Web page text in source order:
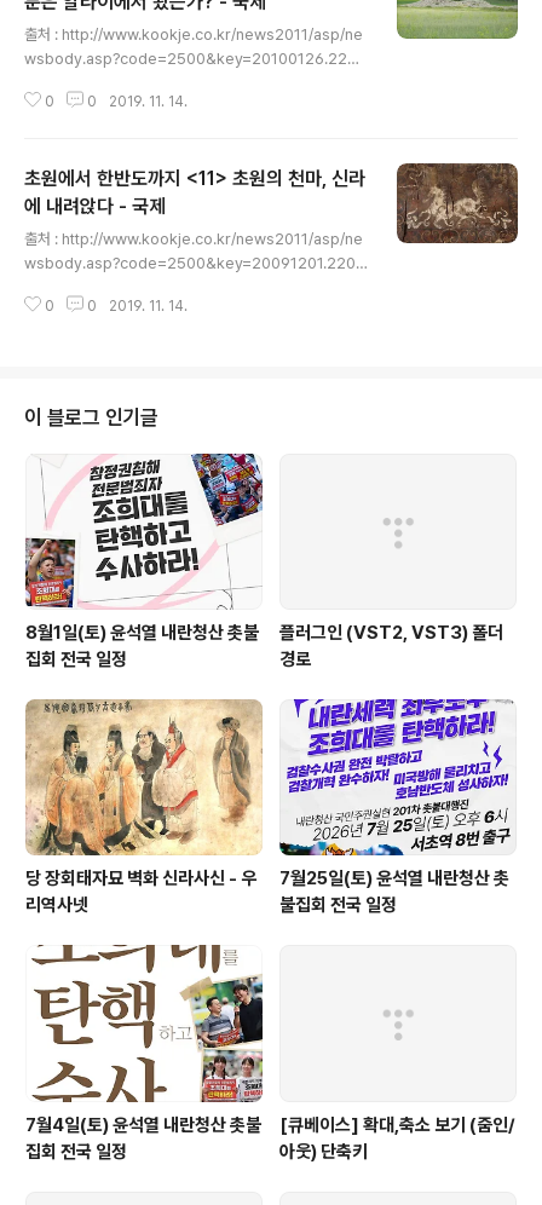
출처 : http://www.kookje.co.kr/news2011/asp/ne
wsbody.asp?code=2500&key=20100126.2202
타이에서 왔는가?500여년·수천킬로미터 시공간을 뛰어넘
의 것과 유일하게 비슷해북방기원설-자생설 학계내 이견
분분국제신문디지털콘텐츠팀 inews@kookje.co.kr |
입력 : 2010-01-25 19:54:27 | 본지 22면 파지릭문화
의 쉬베고분. 적석목곽분이다. 인간의 삶에서 무덤은 참 특
별하다. 태어남이 소중한 사람을 맞이하는 것이라면 죽음
은 소중한 사람을 다른 세계로 보내는 것인지라 유..
0 0 2019. 11. 14.
초원에서 한반도까지 <11> 초원의 천마, 신라
에 내려앉다 - 국제
출처 : http://www.kookje.co.kr/news2011/asp/ne
wsbody.asp?code=2500&key=20091201.2202
앉다뿔 장식 말은 초원의 전통… 뿔 난 신라 천마도와 닮아
식 등 곳곳에 쓰인 듯- 고조선 최상위 무덤 추정되는 中 요
령성 유적서도 뿔 장식 출토…천마도 전래 과정 증거일 수
도 콘서트에서 대형가수가 나오기 전 오프닝 밴드가 먼저
나와 관객의 흥을 불러일으키곤 한다. 그런데 이 오프닝 밴
드가 더 큰 인기를 얻는 경우..
0 0 2019. 11. 14.
이 블로그 인기글
8월1일(토) 윤석열 내란청산 촛불
집회 전국 일정
플러그인 (VST2, VST3) 폴더
경로
당 장회태자묘 벽화 신라사신 - 우
리역사넷
7월25일(토) 윤석열 내란청산 촛
불집회 전국 일정
7월4일(토) 윤석열 내란청산 촛불
집회 전국 일정
[큐베이스] 확대,축소 보기 (줌인/
아웃) 단축키